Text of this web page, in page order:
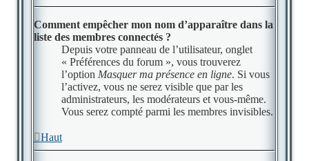
Comment empêcher mon nom d’apparaître dans la
liste des membres connectés ?
Depuis votre panneau de l’utilisateur, onglet
« Préférences du forum », vous trouverez
l’option Masquer ma présence en ligne. Si vous
l’activez, vous ne serez visible que par les
administrateurs, les modérateurs et vous-même.
Vous serez compté parmi les membres invisibles.
Haut